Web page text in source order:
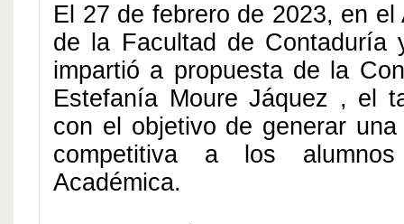
El 27 de febrero de 2023, en el
de la Facultad de Contaduría
impartió a propuesta de la
Estefanía Moure Jáquez , el
con el objetivo de generar
competitiva a los
Académica.